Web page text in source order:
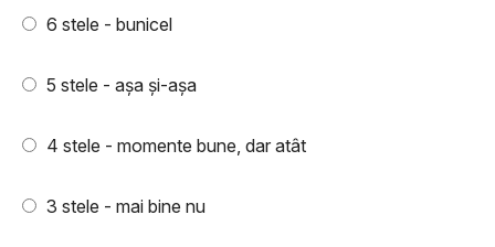
6 stele - bunicel
5 stele - aşa şi-aşa
4 stele - momente bune, dar atât
3 stele - mai bine nu